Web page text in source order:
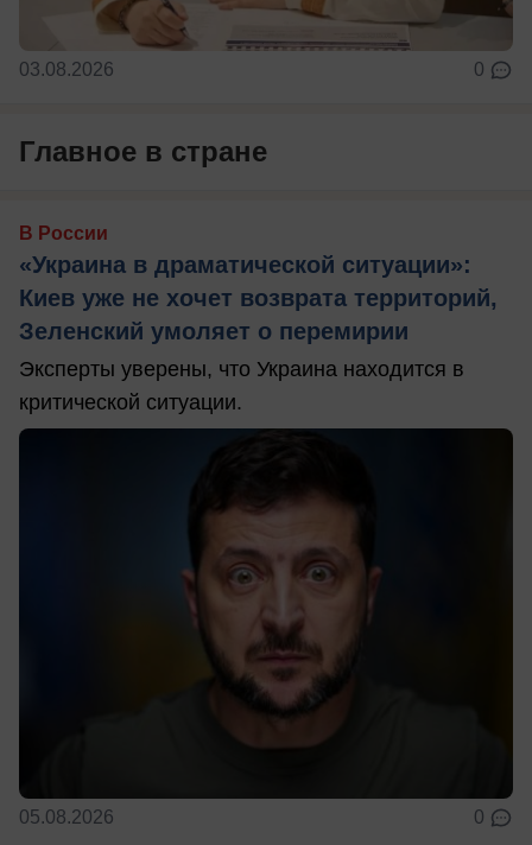
03.08.2026 0
Главное в стране
В России
«Украина в драматической ситуации»:
Киев уже не хочет возврата территорий,
Зеленский умоляет о перемирии
Эксперты уверены, что Украина находится в
критической ситуации.
05.08.2026 0